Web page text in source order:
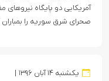
صحرای شرق سوریه را بمباران
یکشنبه ۱۴ آبان ۱۳۹۶